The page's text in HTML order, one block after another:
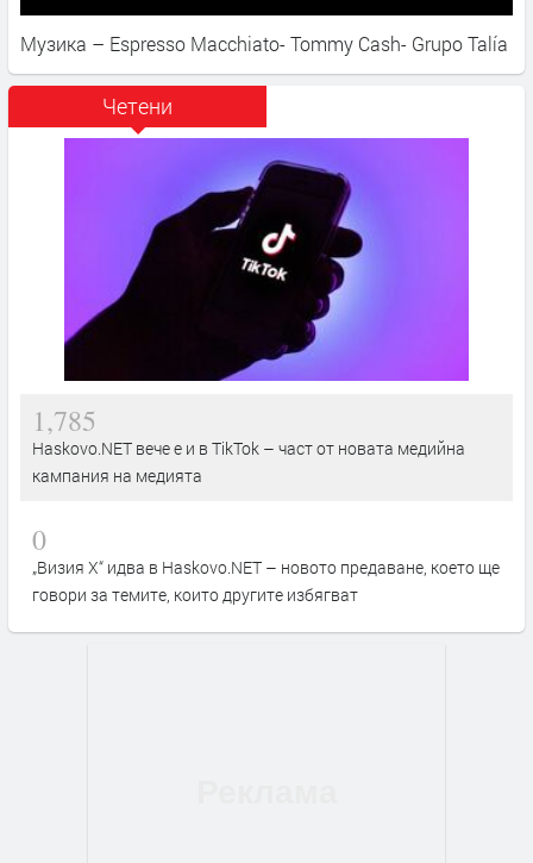
Музика – Espresso Macchiato- Tommy Cash- Grupo Talía
Четени
1,785
Haskovo.NET вече е и в TikTok – част от новата медийна
кампания на медията
0
„Визия Х“ идва в Haskovo.NET – новото предаване, което ще
говори за темите, които другите избягват